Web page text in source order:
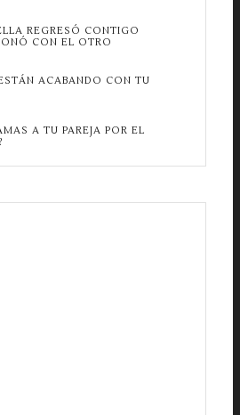
REGRESÓ CONTIGO
CON EL OTRO
ACABANDO CON TU
A TU PAREJA POR EL